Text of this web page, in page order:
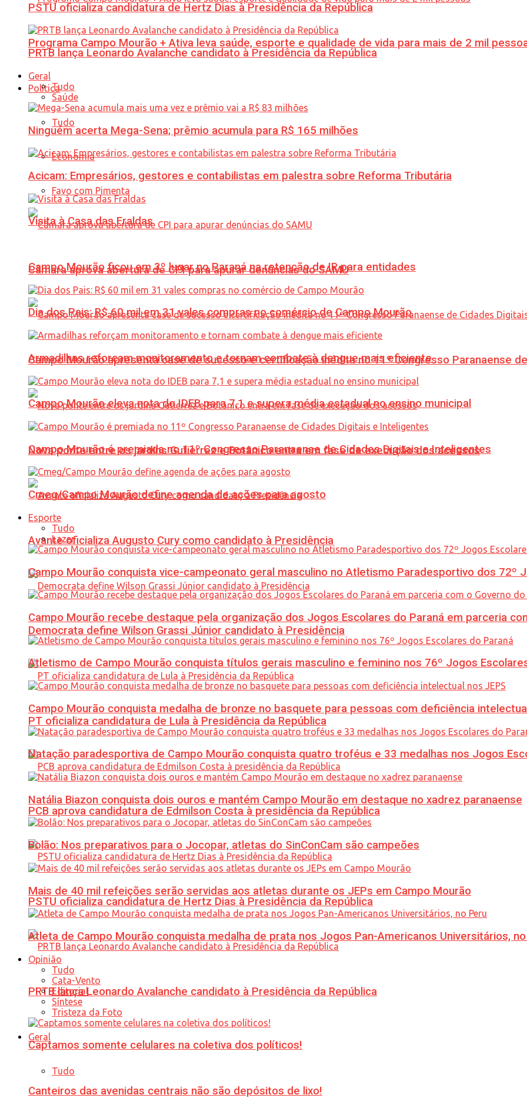
Programa Campo Mourão + Ativa leva saúde, esporte e qualidade de vida para mais de 2 mil
Política
Tudo
Economia
Favo com Pimenta
Câmara aprova abertura de CPI para apurar denúncias do SAMU
Campo Mourão apresenta case de sucesso e certificação inédita no 11º Congresso Paranaense
Nova ponte entre os jardins Gutierrez e Botânico entra em fase de execução dos acessos
Avante oficializa Augusto Cury como candidato à Presidência
Democrata define Wilson Grassi Júnior candidato à Presidência
PT oficializa candidatura de Lula à Presidência da República
PCB aprova candidatura de Edmilson Costa à presidência da República
PSTU oficializa candidatura de Hertz Dias à Presidência da República
PRTB lança Leonardo Avalanche candidato à Presidência da República
Geral
Tudo
PSTU oficializa candidatura de Hertz Dias à Presidência da República
PRTB lança Leonardo Avalanche candidato à Presidência da República
Geral
Tudo
Saúde
Ninguém acerta Mega-Sena; prêmio acumula para R$ 165 milhões
Acicam: Empresários, gestores e contabilistas em palestra sobre Reforma Tributária
Visita à Casa das Fraldas
Campo Mourão ficou em 3º lugar no Paraná na retenção de IR para entidades
Dia dos Pais: R$ 60 mil em 31 vales compras no comércio de Campo Mourão
Armadilhas reforçam monitoramento e tornam combate à dengue mais eficiente
Campo Mourão eleva nota do IDEB para 7,1 e supera média estadual no ensino municipal
Campo Mourão é premiada no 11º Congresso Paranaense de Cidades Digitais e Inteligentes
Cmeg/Campo Mourão define agenda de ações para agosto
Esporte
Tudo
Lazer
Campo Mourão conquista vice-campeonato geral masculino no Atletismo Paradesportivo dos 72º
Campo Mourão recebe destaque pela organização dos Jogos Escolares do Paraná em parceria
Atletismo de Campo Mourão conquista títulos gerais masculino e feminino nos 76º Jogos
Campo Mourão conquista medalha de bronze no basquete para pessoas com deficiência
Natação paradesportiva de Campo Mourão conquista quatro troféus e 33 medalhas nos Jogos
Natália Biazon conquista dois ouros e mantém Campo Mourão em destaque no xadrez paranaense
Bolão: Nos preparativos para o Jocopar, atletas do SinConCam são campeões
Mais de 40 mil refeições serão servidas aos atletas durante os JEPs em Campo Mourão
Atleta de Campo Mourão conquista medalha de prata nos Jogos Pan-Americanos Universitários,
Opinião
Tudo
Cata-Vento
Editorial
Síntese
Tristeza da Foto
Captamos somente celulares na coletiva dos políticos!
Canteiros das avenidas centrais não são depósitos de lixo!